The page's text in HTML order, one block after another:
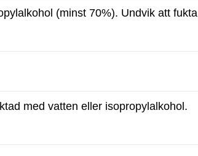
(minst 70%). Undvik att fukta
med vatten eller isopropylalkohol.